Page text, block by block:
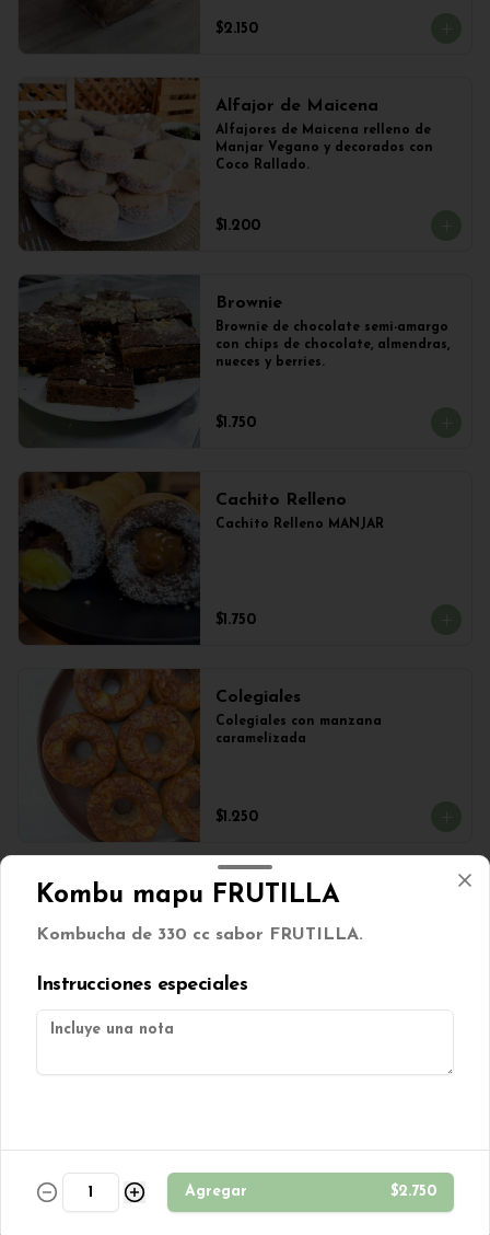
$2.150
Alfajor de Maicena
Alfajores de Maicena relleno de
Manjar Vegano y decorados con
Coco Rallado.
$1.200
Brownie
Brownie de chocolate semi-amargo
con chips de chocolate, almendras,
nueces y berries.
$1.750
Cachito Relleno
Cachito Relleno MANJAR
$1.750
Colegiales
Colegiales con manzana
caramelizada
$1.250
Galletas Dulces MIX 100grs
$2.500
$850
Kombu mapu FRUTILLA
Kombucha de 330 cc sabor FRUTILLA.
Instrucciones especiales
Agregar $2.750